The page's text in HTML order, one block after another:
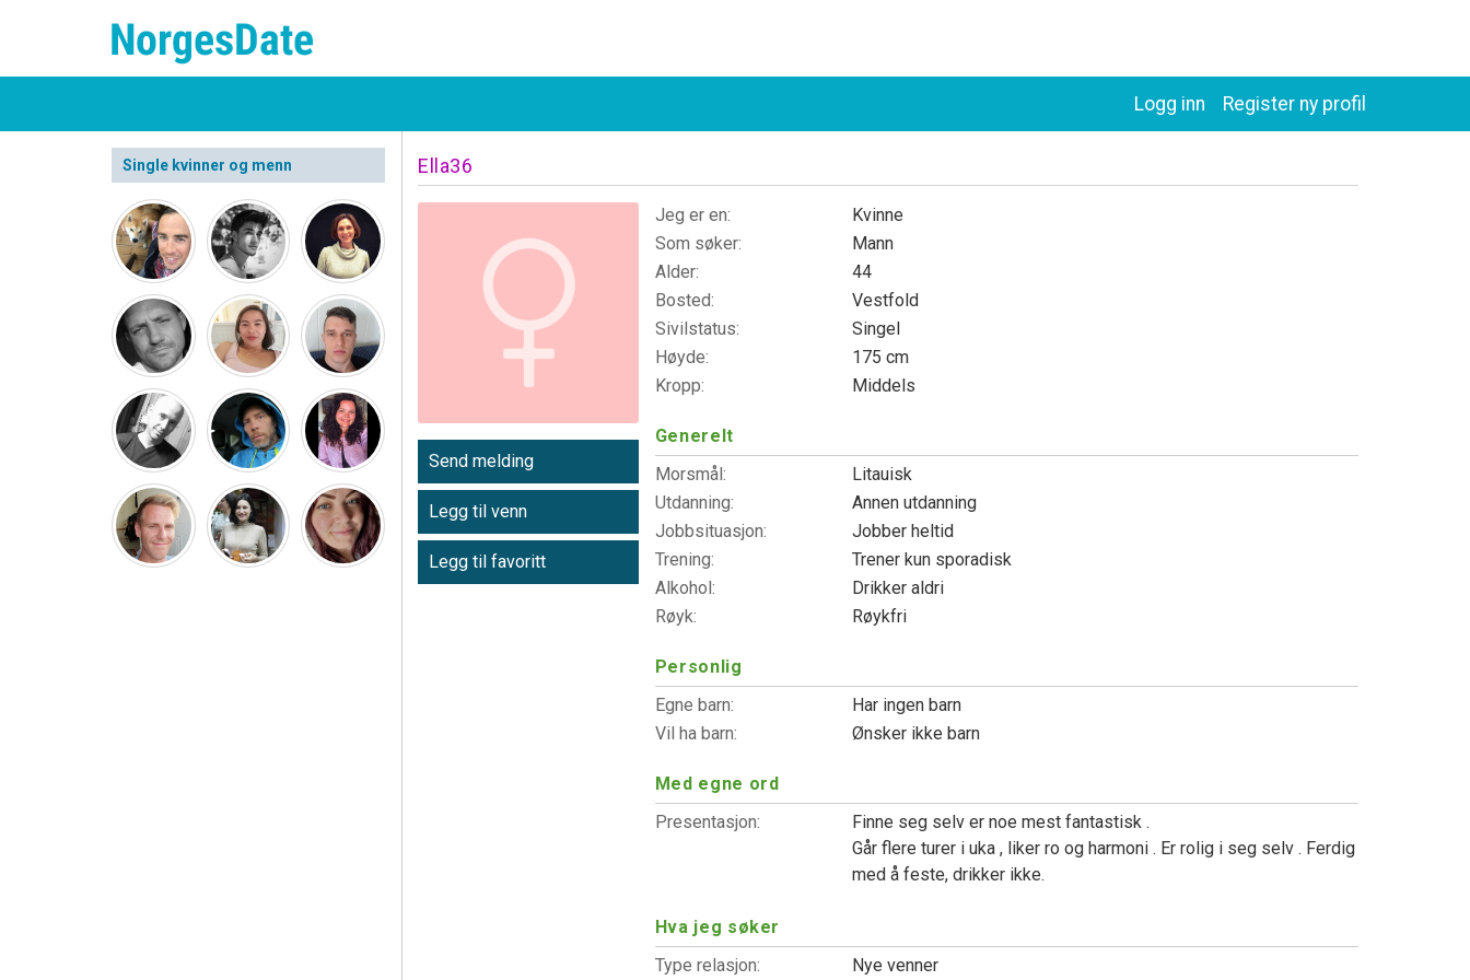
Register ny profil
Logg inn
Single kvinner og menn Ella36
Send melding
Legg til venn
Legg til favoritt
Jeg er en:
Kvinne
Som søker:
Mann
Alder:
44
Bosted:
Vestfold
Sivilstatus:
Singel
Høyde:
175 cm
Kropp:
Middels
Generelt
Morsmål:
Litauisk
Utdanning:
Annen utdanning
Jobbsituasjon:
Jobber heltid
Trening:
Trener kun sporadisk
Alkohol:
Drikker aldri
Røyk:
Røykfri
Personlig
Egne barn:
Har ingen barn
Vil ha barn:
Ønsker ikke barn
Med egne ord
Presentasjon:
Finne seg selv er noe mest fantastisk .
Går flere turer i uka , liker ro og harmoni . Er rolig i seg selv . Ferdig
med å feste, drikker ikke.
Hva jeg søker
Type relasjon:
Nye venner